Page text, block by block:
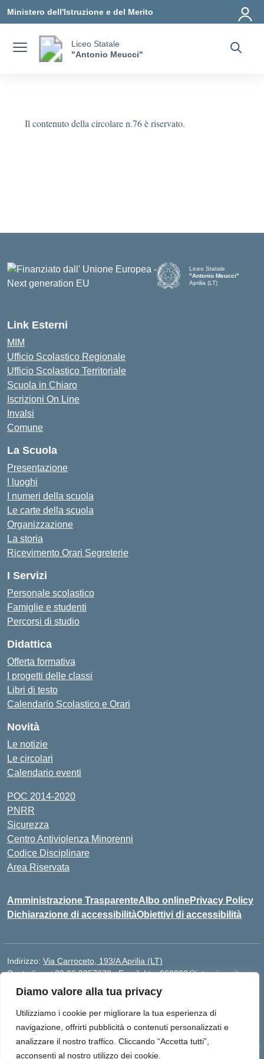
Diamo valore alla tua privacy
Utilizziamo i cookie per migliorare la tua esperienza di
navigazione, offrirti pubblicità o contenuti personalizzati e
analizzare il nostro traffico. Cliccando “Accetta tutti”,
acconsenti al nostro utilizzo dei cookie.
Ministero dell'Istruzione e del Merito
Liceo Statale
"Antonio Meucci"
Il contenuto della circolare n.76 è riservato.
Liceo Statale
"Antonio Meucci"
Aprilia (LT)
Link Esterni
MIM
Ufficio Scolastico Regionale
Ufficio Scolastico Territoriale
Scuola in Chiaro
Iscrizioni On Line
Invalsi
Comune
La Scuola
Presentazione
I luoghi
I numeri della scuola
Le carte della scuola
Organizzazione
La storia
Ricevimento Orari Segreterie
I Servizi
Personale scolastico
Famiglie e studenti
Percorsi di studio
Didattica
Offerta formativa
I progetti delle classi
Libri di testo
Calendario Scolastico e Orari
Novità
Le notizie
Le circolari
Calendario eventi
POC 2014-2020
PNRR
Sicurezza
Centro Antiviolenza Minorenni
Codice Disciplinare
Area Riservata
Amministrazione TrasparenteAlbo onlinePrivacy Policy
Dichiarazione di accessibilitàObiettivi di accessibilità
Indirizzo: Via Carroceto, 193/A Aprilia (LT)
Centralino:+39 06 9257678 Email:Ltps060002@istruzione.it
Posta elettronica certificata (PEC):Ltps060002@pec.istruzione.it
Codice meccanografico:
LTPS060002